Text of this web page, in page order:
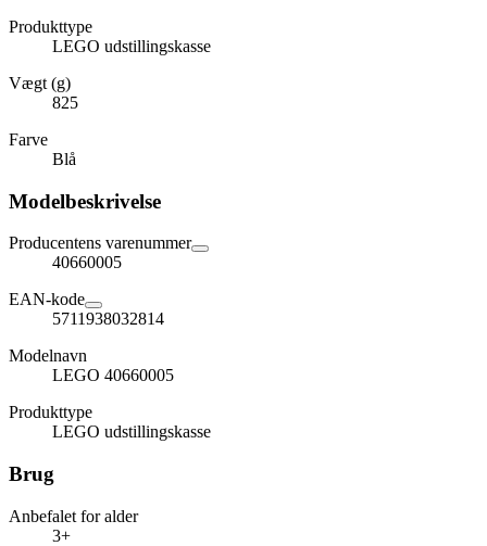
Produkttype
LEGO udstillingskasse
Vægt (g)
825
Farve
Blå
Modelbeskrivelse
Producentens varenummer
40660005
EAN-kode
5711938032814
Modelnavn
LEGO 40660005
Produkttype
LEGO udstillingskasse
Brug
Anbefalet for alder
3+